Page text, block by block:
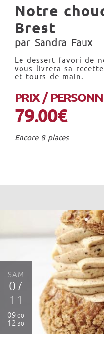
Notre
Brest
par Sandra Faux
Le dessert favori de
vous livrera sa
et tours de main.
PRIX /
79.00€
Encore 8 places
SAM
07
11
09 00
12 30